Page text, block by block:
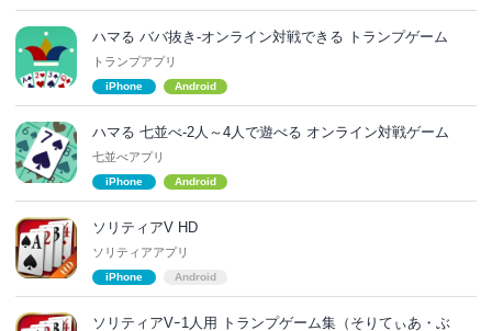
ハマる ババ抜き-オンライン対戦できる トランプゲーム
トランプアプリ
iPhone Android
ハマる 七並べ-2人～4人で遊べる オンライン対戦ゲーム
七並べアプリ
iPhone Android
ソリティアV HD
ソリティアアプリ
iPhone Android
ソリティアVｰ1人用 トランプゲーム集（そりてぃあ・ぶ